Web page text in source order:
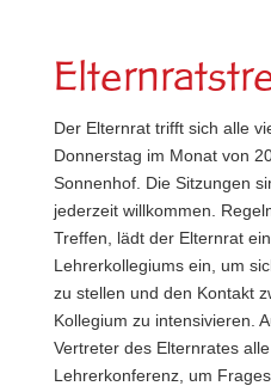
Der Elternrat trifft sich alle
Donnerstag im Monat von
Sonnenhof. Die Sitzungen
jederzeit willkommen.
Treffen, lädt der Elternrat
Lehrerkollegiums ein, um
zu stellen und den Kontakt
Kollegium zu intensivieren.
Vertreter des Elternrates
Lehrerkonferenz, um